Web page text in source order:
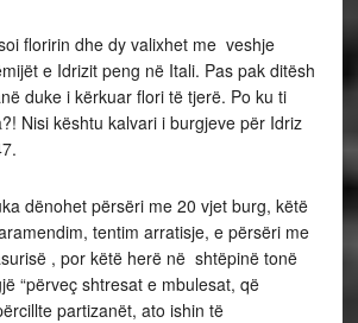
floririn dhe dy valixhet me veshje
e Idrizit peng në Itali. Pas pak ditësh
duke i kërkuar flori të tjerë. Po ku ti
Nisi kështu kalvari i burgjeve për Idriz
dënohet përsëri me 20 vjet burg, këtë
tentim arratisje, e përsëri me
, por këtë herë në shtëpinë tonë
“përveç shtresat e mbulesat, që
partizanët, ato ishin të